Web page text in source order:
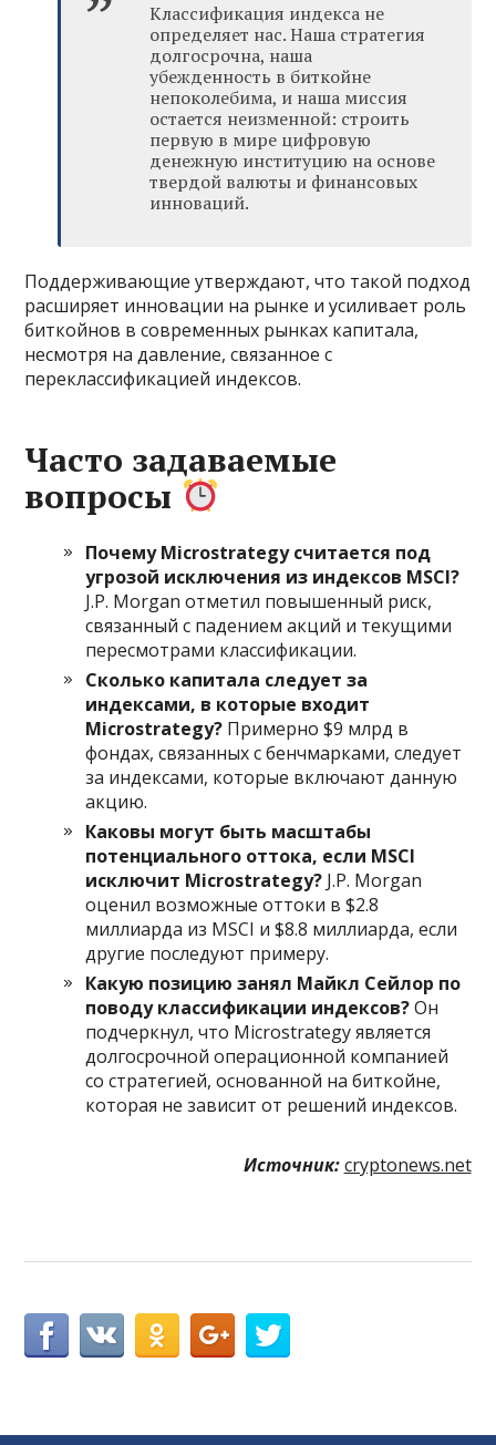
Классификация индекса не
определяет нас. Наша стратегия
долгосрочна, наша
убежденность в биткойне
непоколебима, и наша миссия
остается неизменной: строить
первую в мире цифровую
денежную институцию на основе
твердой валюты и финансовых
инноваций.
Поддерживающие утверждают, что такой подход
расширяет инновации на рынке и усиливает роль
биткойнов в современных рынках капитала,
несмотря на давление, связанное с
переклассификацией индексов.
Часто задаваемые
вопросы
Почему Microstrategy считается под
угрозой исключения из индексов MSCI?
J.P. Morgan отметил повышенный риск,
связанный с падением акций и текущими
пересмотрами классификации.
Сколько капитала следует за
индексами, в которые входит
Microstrategy? Примерно $9 млрд в
фондах, связанных с бенчмарками, следует
за индексами, которые включают данную
акцию.
Каковы могут быть масштабы
потенциального оттока, если MSCI
исключит Microstrategy? J.P. Morgan
оценил возможные оттоки в $2.8
миллиарда из MSCI и $8.8 миллиарда, если
другие последуют примеру.
Какую позицию занял Майкл Сейлор по
поводу классификации индексов?Он
подчеркнул, что Microstrategy является
долгосрочной операционной компанией
со стратегией, основанной на биткойне,
которая не зависит от решений индексов.
Источник: cryptonews.net